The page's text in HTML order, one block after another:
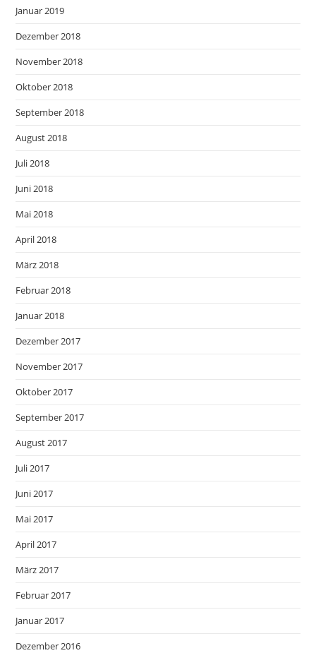
Januar 2019
Dezember 2018
November 2018
Oktober 2018
September 2018
August 2018
Juli 2018
Juni 2018
Mai 2018
April 2018
März 2018
Februar 2018
Januar 2018
Dezember 2017
November 2017
Oktober 2017
September 2017
August 2017
Juli 2017
Juni 2017
Mai 2017
April 2017
März 2017
Februar 2017
Januar 2017
Dezember 2016